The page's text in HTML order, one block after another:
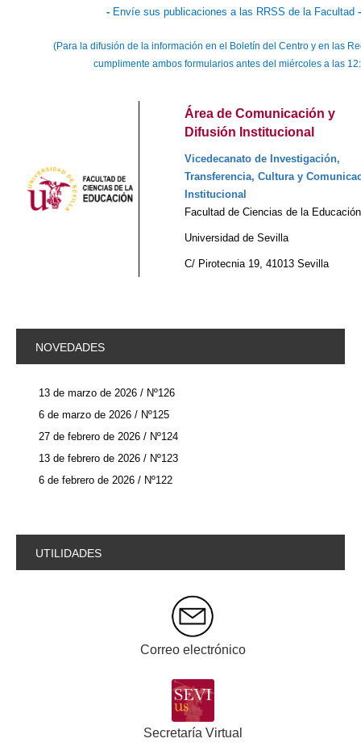
- Envíe sus publicaciones a las RRSS de la Facultad
(Para la difusión de la información en el Boletín del Centro y en las
cumplimente ambos formularios antes del miércoles a las
Área de Comunicación y
Difusión Institucional
Vicedecanato de Investigación,
Transferencia, Cultura y
Institucional
Facultad de Ciencias de la Educación
Universidad de Sevilla
C/ Pirotecnia 19, 41013 Sevilla
NOVEDADES
13 de marzo de 2026 / Nº126
6 de marzo de 2026 / Nº125
27 de febrero de 2026 / Nº124
13 de febrero de 2026 / Nº123
6 de febrero de 2026 / Nº122
UTILIDADES
Correo electrónico
Secretaría Virtual